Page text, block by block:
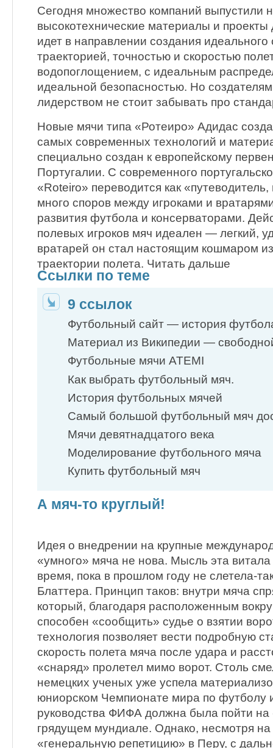
Сегодня множество компаний выпустили
высокотехнические материалы и проекты
идет в направлении создания
траекторией, точностью и скоростью
водопоглощением, с идеальным
идеальной безопасностью. Но
лидерством не стоит забывать про
Новые мячи типа «Ротеиро» Адидас
самых современных технологий и
специально создан к европейскому
Португалии. С современного
«Roteiro» переводится как
много споров между игроками и
развития футбола и консерваторами.
полевых игроков мяч идеален — легкий,
вратарей он стал настоящим кошмаром
траектории полета. Читать дальше
Ссылки по теме
9 ссылок
Футбольный сайт — история
Материал из Википедии —
Футбольные мячи ATEMI
Как выбрать футбольный мяч.
История футбольных мячей
Самый большой футбольный мяч
Мячи девятнадцатого века
Моделирование футбольного мяча
Купить футбольный мяч
А мяч-то круглый!
Идея о внедрении на крупные
«умного» мяча не нова. Мысль эта витала
время, пока в прошлом году не слетела-
Блаттера. Принцип таков: внутри мяча
который, благодаря расположенным
способен «сообщить» судье о взятии
технология позволяет вести подробную
скорость полета мяча после удара и
«снаряд» пролетел мимо ворот. Столь
немецких ученых уже успела
юниорском Чемпионате мира по футболу
руководства ФИФА должна была пойти
грядущем мундиале. Однако, несмотря
«генеральную репетицию» в Перу, с